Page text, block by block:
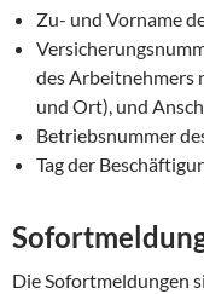
Zu- und Vorname
des Arbeitnehmers
und Ort), und
Betriebsnummer
Tag der
Die Sofortmeldungen